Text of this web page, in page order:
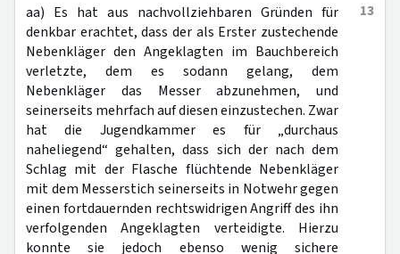
13
aa) Es hat aus nachvollziehbaren Gründen für
denkbar erachtet, dass der als Erster zustechende
Nebenkläger den Angeklagten im Bauchbereich
verletzte, dem es sodann gelang, dem
Nebenkläger das Messer abzunehmen, und
seinerseits mehrfach auf diesen einzustechen. Zwar
hat die Jugendkammer es für „durchaus
naheliegend“ gehalten, dass sich der nach dem
Schlag mit der Flasche flüchtende Nebenkläger
mit dem Messerstich seinerseits in Notwehr gegen
einen fortdauernden rechtswidrigen Angriff des ihn
verfolgenden Angeklagten verteidigte. Hierzu
konnte sie jedoch ebenso wenig sichere